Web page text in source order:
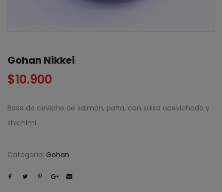
Gohan Nikkei
$10.900
Base de ceviche de salmón, palta, con salsa acevichada y
shichimi
Categoría: Gohan